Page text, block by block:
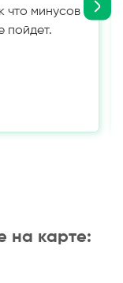
что минусов
пойдет.
на карте: